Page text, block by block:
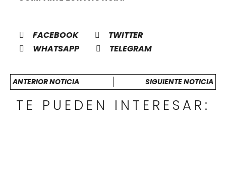
FACEBOOK
TWITTER
WHATSAPP
TELEGRAM
ANTERIOR NOTICIA SIGUIENTE NOTICIA
TE PUEDEN INTERESAR: